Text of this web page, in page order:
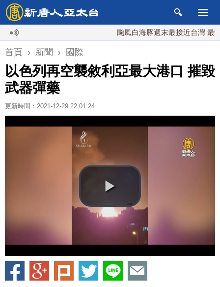
颱風白海豚週末最接近台灣 最快9日
首頁 › 新聞 › 國際
以色列再空襲敘利亞最大港口 摧毀
武器彈藥
更新時間：2021-12-29 22:01:24